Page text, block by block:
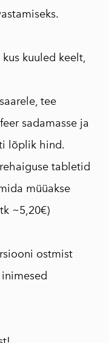
kuuled keelt,
tee
sadamasse ja
lõplik hind.
tabletid
müüakse
~5,20€)
ostmist